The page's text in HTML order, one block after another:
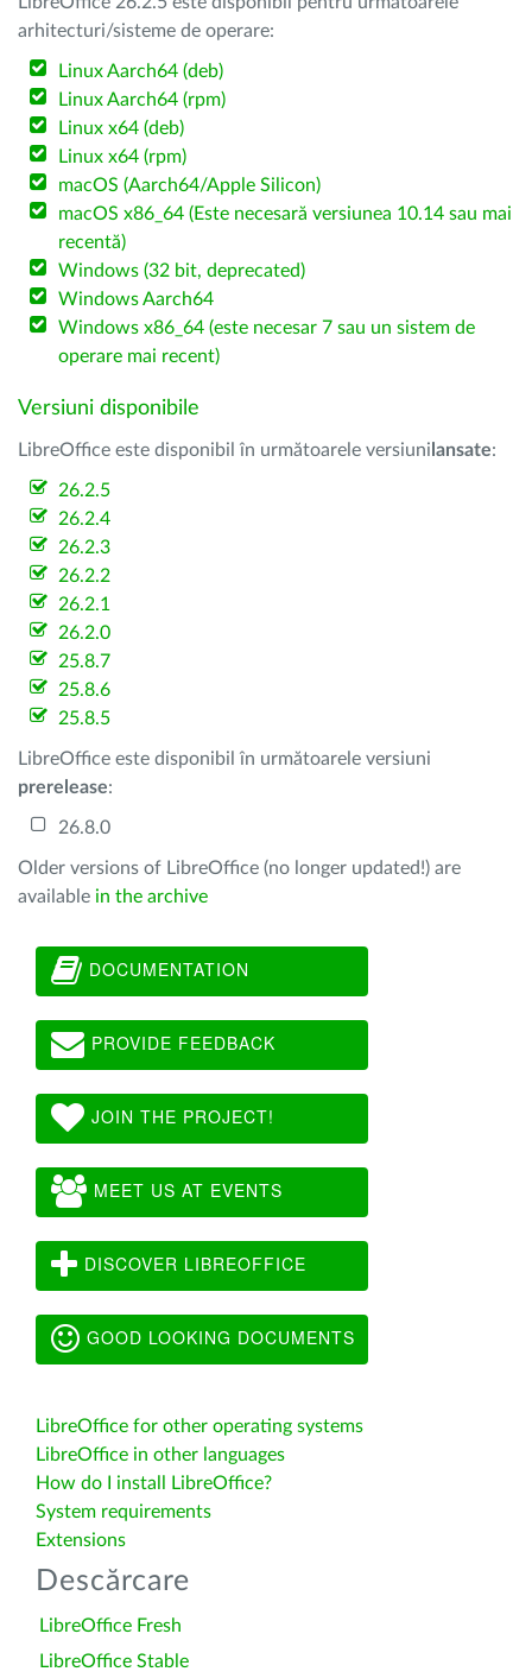
arhitecturi/sisteme de operare:
Linux Aarch64 (deb)
Linux Aarch64 (rpm)
Linux x64 (deb)
Linux x64 (rpm)
macOS (Aarch64/Apple Silicon)
macOS x86_64 (Este necesară versiunea 10.14 sau mai
recentă)
Windows (32 bit, deprecated)
Windows Aarch64
Windows x86_64 (este necesar 7 sau un sistem de
operare mai recent)
Versiuni disponibile
LibreOffice este disponibil în următoarele versiuni lansate:
26.2.5
26.2.4
26.2.3
26.2.2
26.2.1
26.2.0
25.8.7
25.8.6
25.8.5
LibreOffice este disponibil în următoarele versiuni
prerelease:
26.8.0
Older versions of LibreOffice (no longer updated!) are
available in the archive
DOCUMENTATION
PROVIDE FEEDBACK
JOIN THE PROJECT!
MEET US AT EVENTS
DISCOVER LIBREOFFICE
GOOD LOOKING DOCUMENTS
LibreOffice for other operating systems
LibreOffice in other languages
How do I install LibreOffice?
System requirements
Extensions
Descărcare
LibreOffice Fresh
LibreOffice Stable